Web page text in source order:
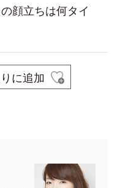
顔立ちは何タイ
に追加